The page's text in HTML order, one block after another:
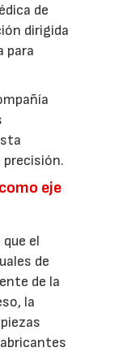
de
dirigida
para
eje
el
de
de la
la